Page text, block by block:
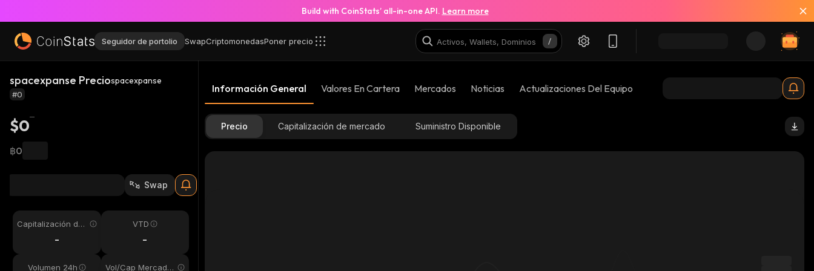
Build with CoinStats’ all-in-one API. Learn more
Seguidor de portolio SwapCriptomonedasPoner precio
spacexpanse Preciospacexpanse
#0
$0
฿0
Swap
Capitalización de
-
VTD
-
Volumen 24h Vol/Cap Mercado
Información General Valores En Cartera Mercados Noticias Actualizaciones Del Equipo
Precio Capitalización de mercado Suministro Disponible